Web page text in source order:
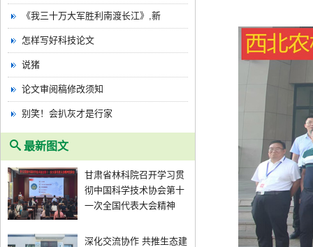
《我三十万大军胜利南渡长江》,新
怎样写好科技论文
说猪
论文审阅稿修改须知
别笑！会扒灰才是行家
最新图文
甘肃省林科院召开学习贯
彻中国科学技术协会第十
一次全国代表大会精神
深化交流协作 共推生态建